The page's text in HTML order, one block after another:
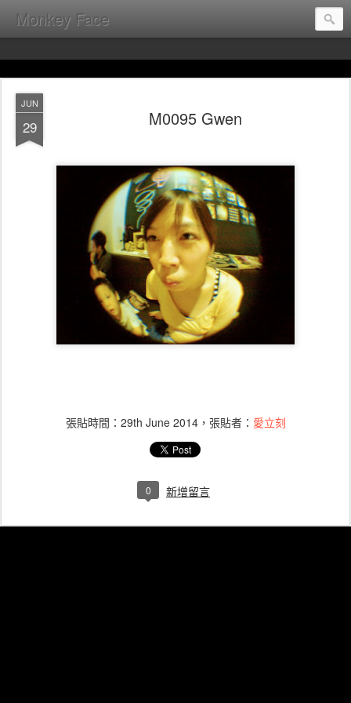
Monkey Face
JUN
29 M0095 Gwen
張貼時間： 29th June 2014，張貼者： 愛立刻
0 新增留言